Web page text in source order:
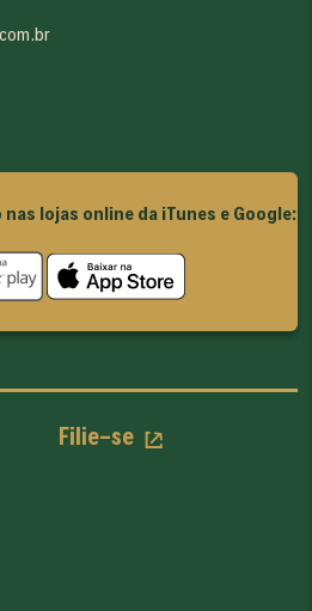
lojas online da iTunes e Google:
Filie-se